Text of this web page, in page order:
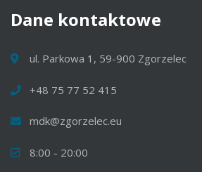
Dane kontaktowe
ul. Parkowa 1, 59-900 Zgorzelec
+48 75 77 52 415
mdk@zgorzelec.eu
8:00 - 20:00